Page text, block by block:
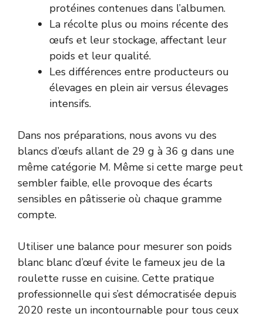
protéines contenues dans l’albumen.
La récolte plus ou moins récente des
œufs et leur stockage, affectant leur
poids et leur qualité.
Les différences entre producteurs ou
élevages en plein air versus élevages
intensifs.
Dans nos préparations, nous avons vu des
blancs d’œufs allant de 29 g à 36 g dans une
même catégorie M. Même si cette marge peut
sembler faible, elle provoque des écarts
sensibles en pâtisserie où chaque gramme
compte.
Utiliser une balance pour mesurer son poids
blanc blanc d’œuf évite le fameux jeu de la
roulette russe en cuisine. Cette pratique
professionnelle qui s’est démocratisée depuis
2020 reste un incontournable pour tous ceux